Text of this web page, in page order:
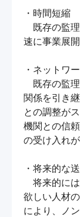
・時間短縮
既存の監理
速に事業展
・ネットワ
既存の監理
関係を引き
との調整が
機関との信
の受け入れ
・将来的な
将来的には
欲しい人材
により、ノ